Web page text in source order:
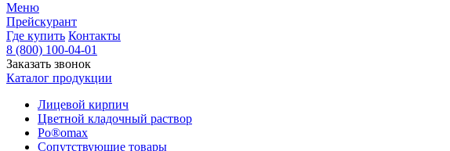
Меню
Прейскурант
Где купить Контакты
8 (800) 100-04-01
Заказать звонок
Каталог продукции
Лицевой кирпич
Цветной кладочный раствор
Po®omax
Сопутствующие товары